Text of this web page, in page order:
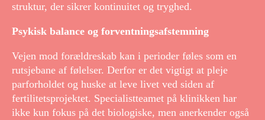
struktur, der sikrer kontinuitet og tryghed.
Psykisk balance og forventningsafstemning
Vejen mod forældreskab kan i perioder føles som en
rutsjebane af følelser. Derfor er det vigtigt at pleje
parforholdet og huske at leve livet ved siden af
fertilitetsprojektet. Specialistteamet på klinikken har
ikke kun fokus på det biologiske, men anerkender også